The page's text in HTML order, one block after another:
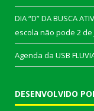
DIA “D” DA BUSCA
escola não pode 2
Agenda da USB
DESENVOLVIDO